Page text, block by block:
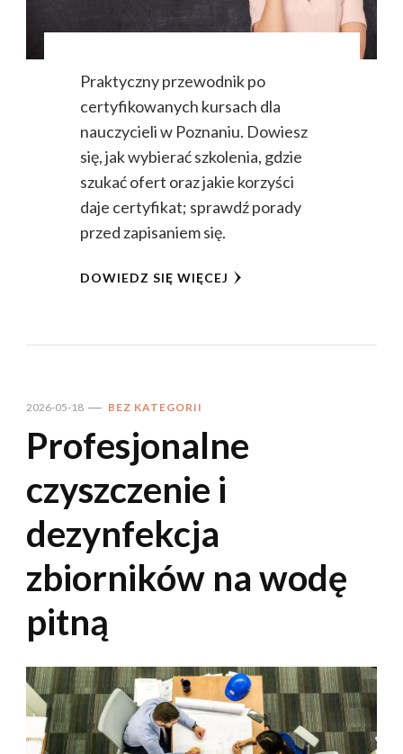
Praktyczny przewodnik po
certyfikowanych kursach dla
nauczycieli w Poznaniu. Dowiesz
się, jak wybierać szkolenia, gdzie
szukać ofert oraz jakie korzyści
daje certyfikat; sprawdź porady
przed zapisaniem się.
DOWIEDZ SIĘ WIĘCEJ
2026-05-18 BEZ KATEGORII
Profesjonalne
czyszczenie i
dezynfekcja
zbiorników na wodę
pitną